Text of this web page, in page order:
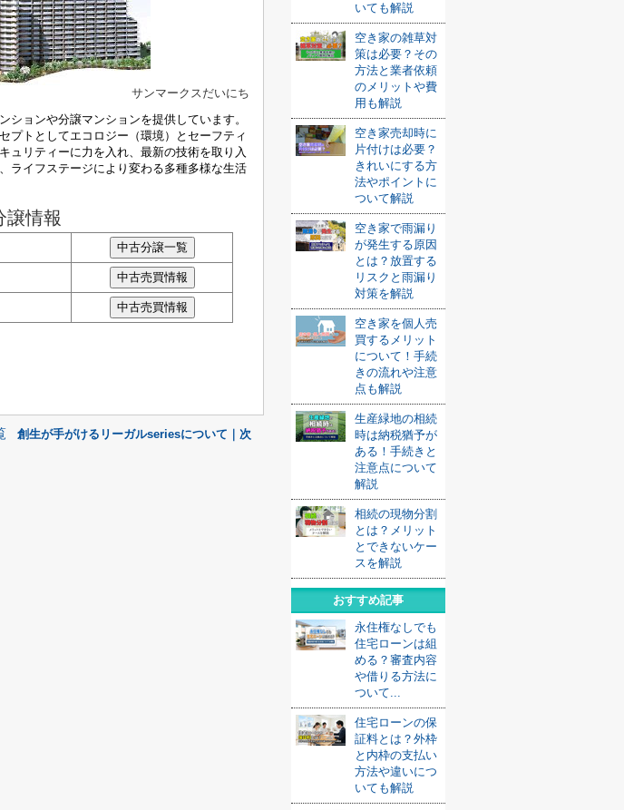
サンマークスだいにち
ョンや分譲マンションを提供しています。
プトとしてエコロジー（環境）とセーフティ
ュリティーに力を入れ、最新の技術を取り入
ライフステージにより変わる多種多様な生活
譲情報
創生が手がけるリーガルseriesについて｜次
いても解説
空き家の雑草対
策は必要？その
方法と業者依頼
のメリットや費
用も解説
空き家売却時に
片付けは必要？
きれいにする方
法やポイントに
ついて解説
空き家で雨漏り
が発生する原因
とは？放置する
リスクと雨漏り
対策を解説
空き家を個人売
買するメリット
について！手続
きの流れや注意
点も解説
生産緑地の相続
時は納税猶予が
ある！手続きと
注意点について
解説
相続の現物分割
とは？メリット
とできないケー
スを解説
おすすめ記事
永住権なしでも
住宅ローンは組
める？審査内容
や借りる方法に
ついて...
住宅ローンの保
証料とは？外枠
と内枠の支払い
方法や違いにつ
いても解説